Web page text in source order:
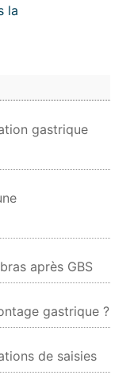
la
gastrique
après GBS
gastrique ?
de saisies